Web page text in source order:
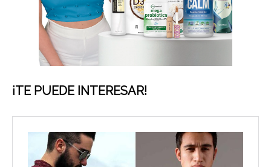
¡TE PUEDE INTERESAR!